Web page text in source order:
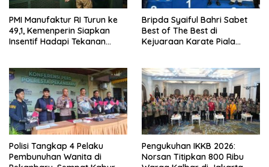
PMI Manufaktur RI Turun ke
49,1, Kemenperin Siapkan
Insentif Hadapi Tekanan
Bripda Syaiful Bahri Sabet
Best of The Best di
Kejuaraan Karate Piala
Polisi Tangkap 4 Pelaku
Pembunuhan Wanita di
Pengukuhan IKKB 2026:
Norsan Titipkan 800 Ribu